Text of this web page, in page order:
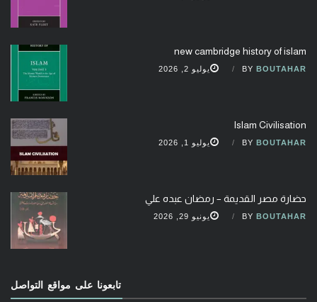
new cambridge history of islam
BY BOUTAHAR يوليو 2, 2026
Islam Civilisation
BY BOUTAHAR يوليو 1, 2026
حضارة مصر القديمة – رمضان عبده علي
BY BOUTAHAR يونيو 29, 2026
تابعونا على مواقع التواصل